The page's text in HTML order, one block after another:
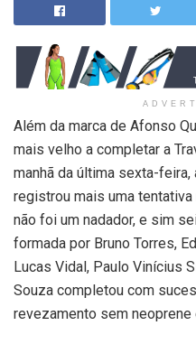
Além da marca de Afonso
mais velho a completar a
manhã da última sexta-feira,
registrou mais uma
não foi um nadador, e sim
formada por Bruno Torres,
Lucas Vidal, Paulo Vinícius
Souza completou com
revezamento sem neoprene